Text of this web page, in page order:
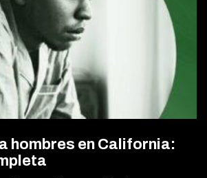
hombres en California: